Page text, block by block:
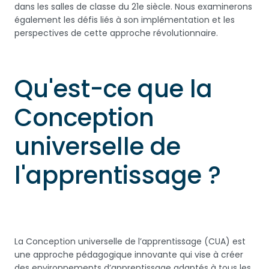
dans les salles de classe du 21e siècle. Nous examinerons
également les défis liés à son implémentation et les
perspectives de cette approche révolutionnaire.
Qu'est-ce que la
Conception
universelle de
l'apprentissage ?
La Conception universelle de l’apprentissage (CUA) est
une approche pédagogique innovante qui vise à créer